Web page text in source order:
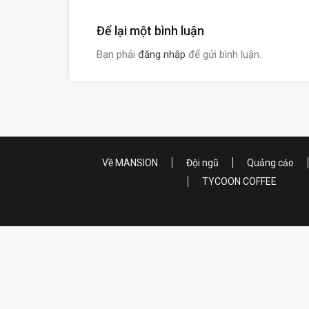
Để lại một bình luận
Bạn phải đăng nhập để gửi bình luận.
Về MANSION Đội ngũ Quảng cáo
TYCOON COFFEE